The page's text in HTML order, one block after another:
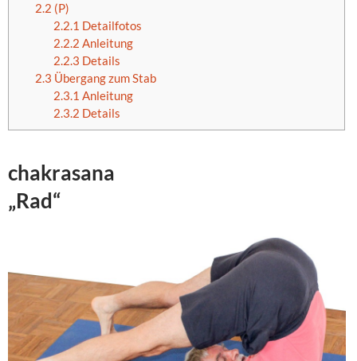
2.2 (P)
2.2.1 Detailfotos
2.2.2 Anleitung
2.2.3 Details
2.3 Übergang zum Stab
2.3.1 Anleitung
2.3.2 Details
chakrasana
„Rad“